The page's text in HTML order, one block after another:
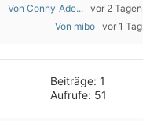
Von Conny_Ade... vor 2 Tagen
Von mibo vor 1 Tag
Beiträge: 1
Aufrufe: 51